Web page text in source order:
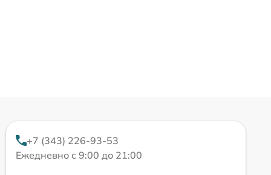
+7 (343) 226-93-53
Ежедневно с 9:00 до 21:00